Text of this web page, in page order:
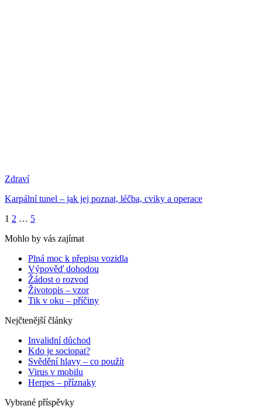
Zdraví
Karpální tunel – jak jej poznat, léčba, cviky a operace
1 2 … 5
Mohlo by vás zajímat
Plná moc k přepisu vozidla
Výpověď dohodou
Žádost o rozvod
Životopis – vzor
Tik v oku – příčiny
Nejčtenější články
Invalidní důchod
Kdo je sociopat?
Svědění hlavy – co použít
Virus v mobilu
Herpes – příznaky
Vybrané příspěvky